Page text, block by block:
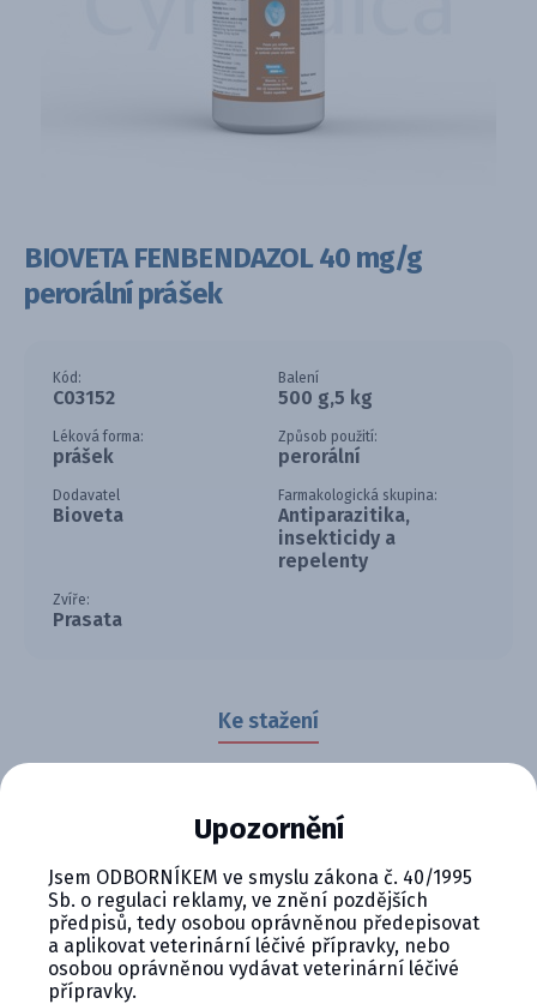
BIOVETA FENBENDAZOL 40 mg/g
perorální prášek
Kód:
C03152
Balení
500 g,5 kg
Léková forma:
prášek
Způsob použití:
perorální
Dodavatel
Bioveta
Farmakologická skupina:
Antiparazitika,
insekticidy a
repelenty
Zvíře:
Prasata
Ke stažení
229.54 KB
Stáhnout soubor
Antiparazitikum pro prasata obsahující fenbendazol.
Velmi účinné proti vnitřním parazitům jako například
Upozornění
Jsem ODBORNÍKEM ve smyslu zákona č. 40/1995
Sb. o regulaci reklamy, ve znění pozdějších
předpisů, tedy osobou oprávněnou předepisovat
a aplikovat veterinární léčivé přípravky, nebo
osobou oprávněnou vydávat veterinární léčivé
přípravky.